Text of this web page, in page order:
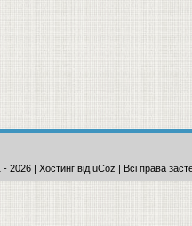
- 2026 | Хостинг від uCoz | Всі права